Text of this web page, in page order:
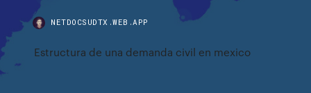
NETDOCSUDTX.WEB.APP
Estructura de una demanda civil en mexico